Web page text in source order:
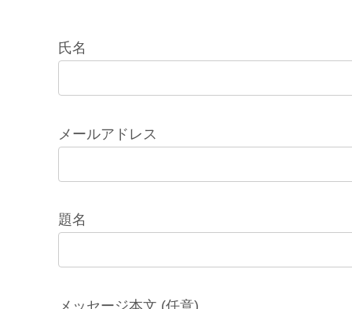
氏名
メールアドレス
題名
メッセージ本文 (任意)